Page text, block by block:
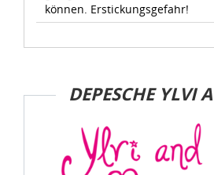
können. Erstickungsgefahr!